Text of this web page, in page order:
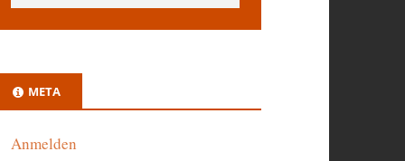
META
Anmelden